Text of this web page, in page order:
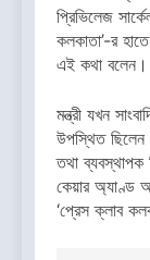
প্রিভিলেজ
কলকাতা’-র
এই কথা বলেন।
মন্ত্রী যখন
উপস্থিত ছিলেন
তথা ব্যবস্থাপক
কেয়ার অ্যাণ্ড
‘প্রেস ক্লাব